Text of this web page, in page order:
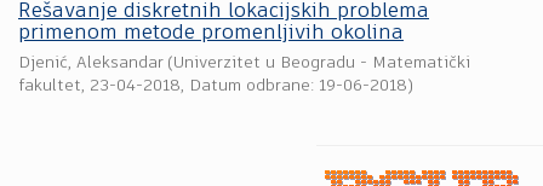
Rešavanje diskretnih lokacijskih problema
primenom metode promenljivih okolina
Djenić, Aleksandar (Univerzitet u Beogradu - Matematički
fakultet, 23-04-2018, Datum odbrane: 19-06-2018)